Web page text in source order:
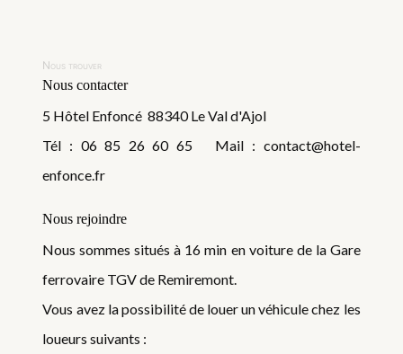
Nous trouver
Nous contacter
5 Hôtel Enfoncé 88340 Le Val d'Ajol
Tél : 06 85 26 60 65 Mail : contact@hotel-
enfonce.fr
Nous rejoindre
Nous sommes situés à 16 min en voiture de la Gare
ferrovaire TGV de Remiremont.
Vous avez la possibilité de louer un véhicule chez les
loueurs suivants :